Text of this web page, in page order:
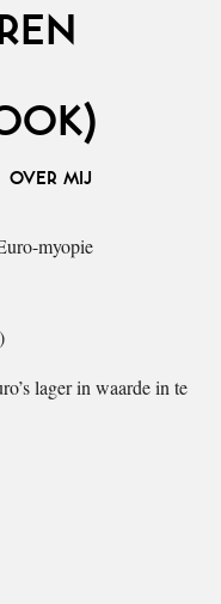
OVER MIJ
myopie
lager in waarde in te